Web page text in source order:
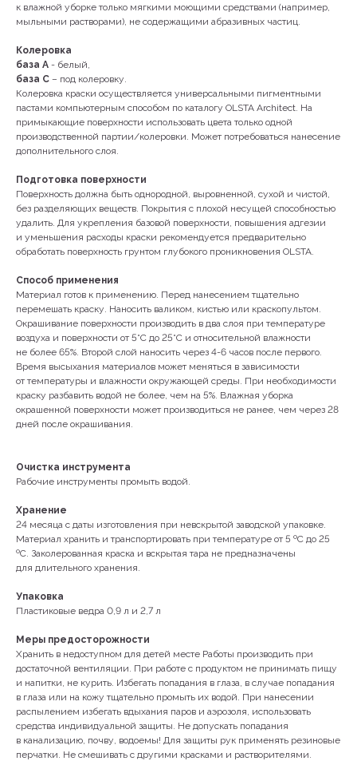
к влажной уборке только мягкими моющими средствами (например,
мыльными растворами), не содержащими абразивных частиц.
Колеровка
база А - белый,
база С – под колеровку.
Колеровка краски осуществляется универсальными пигментными
пастами компьютерным способом по каталогу OLSTA Architect. На
примыкающие поверхности использовать цвета только одной
производственной партии/колеровки. Может потребоваться нанесение
дополнительного слоя.
Подготовка поверхности
Поверхность должна быть однородной, выровненной, сухой и чистой,
без разделяющих веществ. Покрытия с плохой несущей способностью
удалить. Для укрепления базовой поверхности, повышения адгезии
и уменьшения расходы краски рекомендуется предварительно
обработать поверхность грунтом глубокого проникновения OLSTA.
Способ применения
Материал готов к применению. Перед нанесением тщательно
перемешать краску. Наносить валиком, кистью или краскопультом.
Окрашивание поверхности производить в два слоя при температуре
воздуха и поверхности от 5°С до 25°С и относительной влажности
не более 65%. Второй слой наносить через 4-6 часов после первого.
Время высыхания материалов может меняться в зависимости
от температуры и влажности окружающей среды. При необходимости
краску разбавить водой не более, чем на 5%. Влажная уборка
окрашенной поверхности может производиться не ранее, чем через 28
дней после окрашивания.
Очистка инструмента
Рабочие инструменты промыть водой.
Хранение
24 месяца с даты изготовления при невскрытой заводской упаковке.
Материал хранить и транспортировать при температуре от 5 ºС до 25
ºС. Заколерованная краска и вскрытая тара не предназначены
для длительного хранения.
Упаковка
Пластиковые ведра 0,9 л и 2,7 л
Меры предосторожности
Хранить в недоступном для детей месте Работы производить при
достаточной вентиляции. При работе с продуктом не принимать пищу
и напитки, не курить. Избегать попадания в глаза, в случае попадания
в глаза или на кожу тщательно промыть их водой. При нанесении
распылением избегать вдыхания паров и аэрозоля, использовать
средства индивидуальной защиты. Не допускать попадания
в канализацию, почву, водоемы! Для защиты рук применять резиновые
перчатки. Не смешивать с другими красками и растворителями.
КОНТАКТЫ